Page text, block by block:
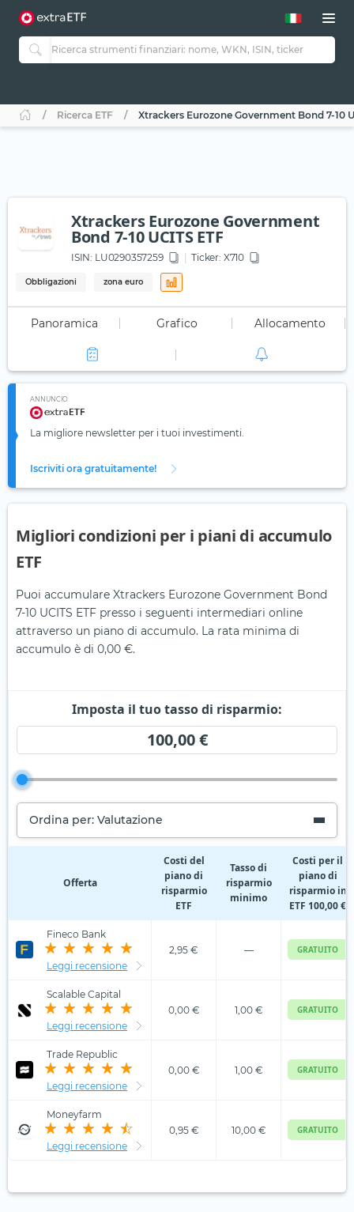
Ricerca ETF Xtrackers Eurozone Government Bond 7-10
Xtrackers Eurozone Government
Bond 7-10 UCITS ETF
ISIN: LU0290357259 Ticker: X710
Obbligazioni zona euro
Panoramica Grafico Allocamento
ANNUNCIO
La migliore newsletter per i tuoi investimenti.
Iscriviti ora gratuitamente!
Migliori condizioni per i piani di accumulo
ETF
Puoi accumulare Xtrackers Eurozone Government Bond
7-10 UCITS ETF presso i seguenti intermediari online
attraverso un piano di accumulo. La rata minima di
accumulo è di 0,00 €.
Imposta il tuo tasso di risparmio:
100,00 €
Ordina per: Valutazione
Offerta
Costi del
piano di
risparmio
ETF
Tasso di
risparmio
minimo
Costi per il
piano di
risparmio in
ETF 100,00 €
Fineco Bank
Leggi recensione
2,95 € — GRATUITO
Scalable Capital
Leggi recensione
0,00 € 1,00 € GRATUITO
Trade Republic
Leggi recensione
0,00 € 1,00 € GRATUITO
Moneyfarm
Leggi recensione
0,95 € 10,00 € GRATUITO